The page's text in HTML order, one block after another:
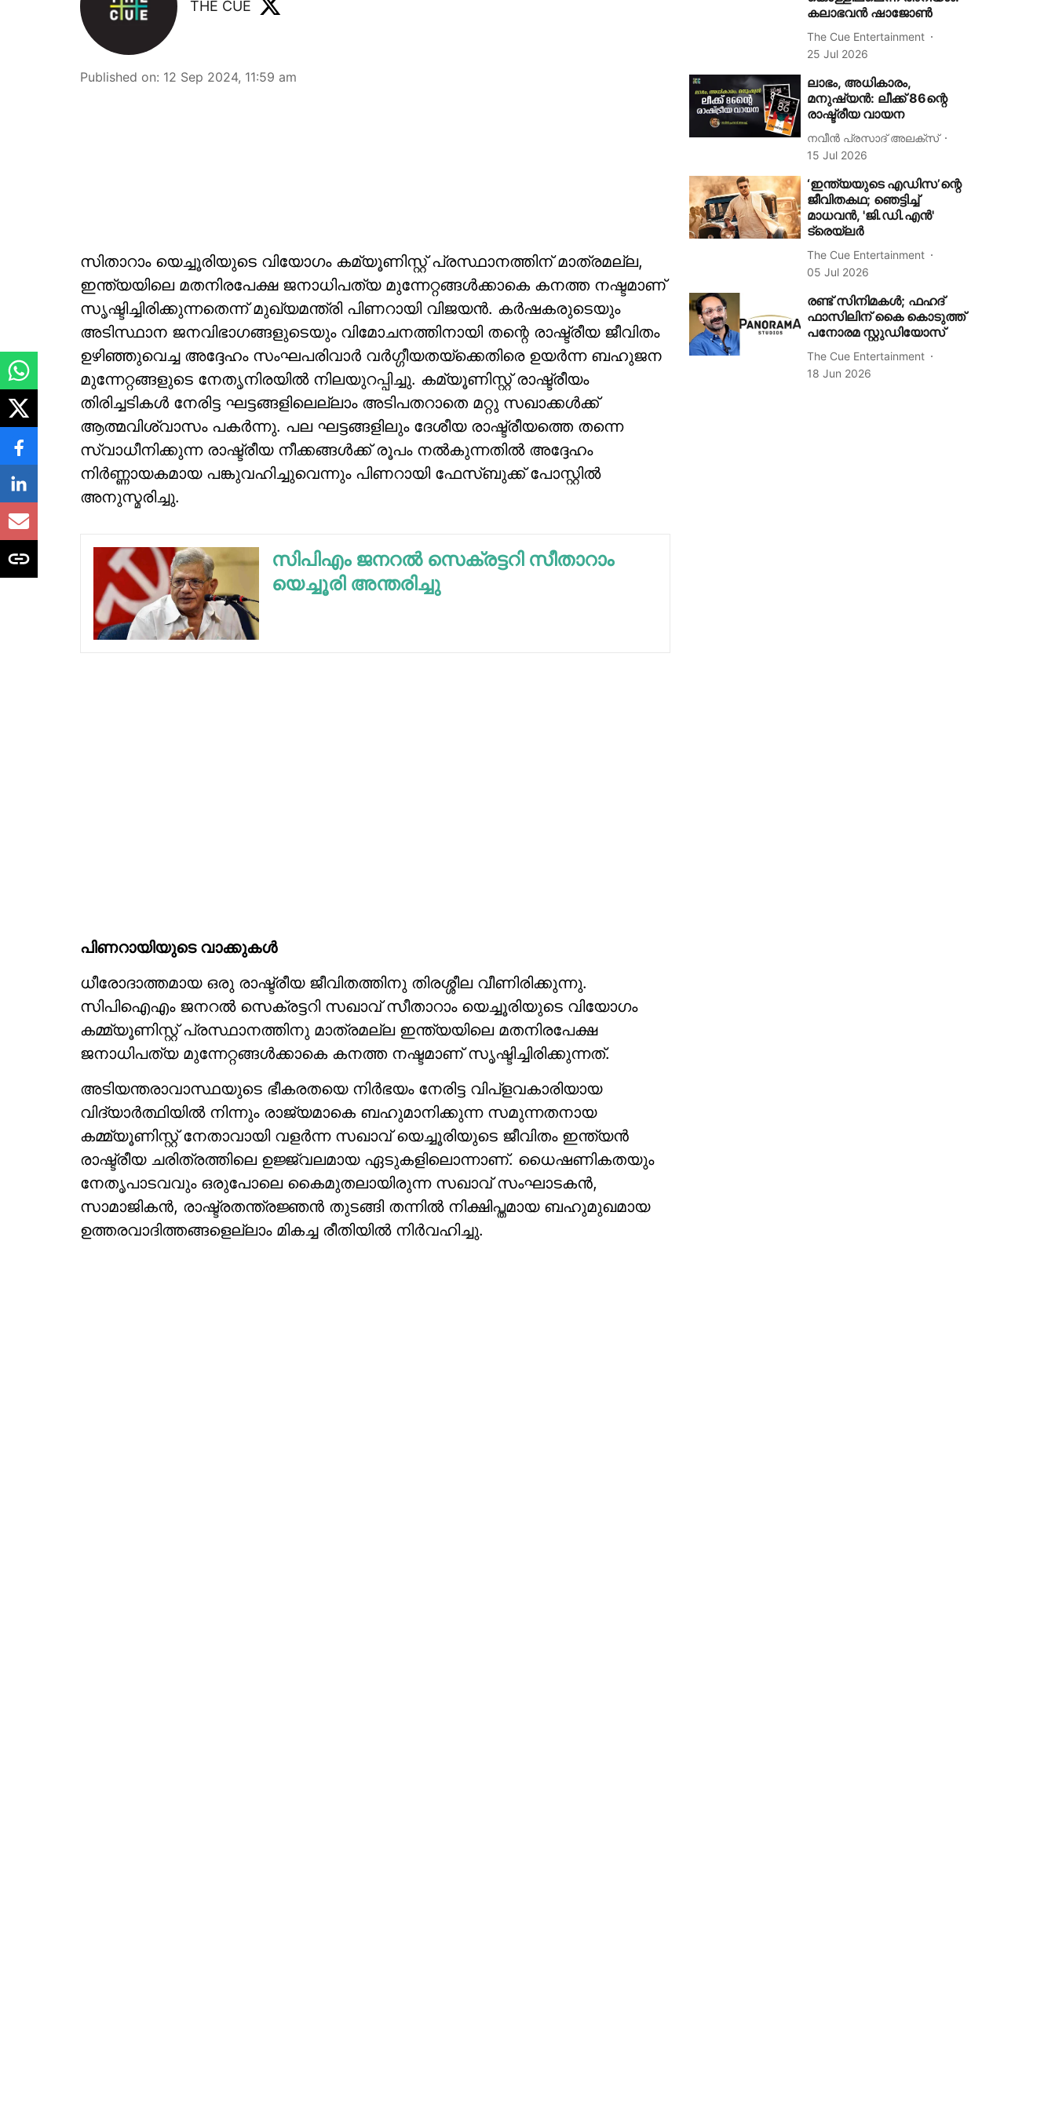
THE CUE
Published on: 12 Sep 2024, 11:59 am
സിതാറാം യെച്ചൂരിയുടെ വിയോഗം കമ്യൂണിസ്റ്റ് പ്രസ്ഥാനത്തിന് മാത്രമല്ല,
ഇന്ത്യയിലെ മതനിരപേക്ഷ ജനാധിപത്യ മുന്നേറ്റങ്ങള്‍ക്കാകെ കനത്ത നഷ്ടമാണ്
സൃഷ്ടിച്ചിരിക്കുന്നതെന്ന് മുഖ്യമന്ത്രി പിണറായി വിജയന്‍. കര്‍ഷകരുടെയും
അടിസ്ഥാന ജനവിഭാഗങ്ങളുടെയും വിമോചനത്തിനായി തന്റെ രാഷ്ട്രീയ ജീവിതം
ഉഴിഞ്ഞുവെച്ച അദ്ദേഹം സംഘപരിവാര്‍ വര്‍ഗ്ഗീയതയ്‌ക്കെതിരെ ഉയര്‍ന്ന ബഹുജന
മുന്നേറ്റങ്ങളുടെ നേതൃനിരയില്‍ നിലയുറപ്പിച്ചു. കമ്യൂണിസ്റ്റ് രാഷ്ട്രീയം
തിരിച്ചടികള്‍ നേരിട്ട ഘട്ടങ്ങളിലെല്ലാം അടിപതറാതെ മറ്റു സഖാക്കള്‍ക്ക്
ആത്മവിശ്വാസം പകര്‍ന്നു. പല ഘട്ടങ്ങളിലും ദേശീയ രാഷ്ട്രീയത്തെ തന്നെ
സ്വാധീനിക്കുന്ന രാഷ്ട്രീയ നീക്കങ്ങള്‍ക്ക് രൂപം നല്‍കുന്നതില്‍ അദ്ദേഹം
നിര്‍ണ്ണായകമായ പങ്കുവഹിച്ചുവെന്നും പിണറായി ഫേസ്ബുക്ക് പോസ്റ്റില്‍
അനുസ്മരിച്ചു.
സിപിഎം ജനറല്‍ സെക്രട്ടറി സീതാറാം
യെച്ചൂരി അന്തരിച്ചു
പിണറായിയുടെ വാക്കുകള്‍
ധീരോദാത്തമായ ഒരു രാഷ്ട്രീയ ജീവിതത്തിനു തിരശ്ശീല വീണിരിക്കുന്നു.
സിപിഐഎം ജനറല്‍ സെക്രട്ടറി സഖാവ് സീതാറാം യെച്ചൂരിയുടെ വിയോഗം
കമ്മ്യൂണിസ്റ്റ് പ്രസ്ഥാനത്തിനു മാത്രമല്ല ഇന്ത്യയിലെ മതനിരപേക്ഷ
ജനാധിപത്യ മുന്നേറ്റങ്ങള്‍ക്കാകെ കനത്ത നഷ്ടമാണ് സൃഷ്ടിച്ചിരിക്കുന്നത്.
അടിയന്തരാവാസ്ഥയുടെ ഭീകരതയെ നിര്‍ഭയം നേരിട്ട വിപ്‌ളവകാരിയായ
വിദ്യാര്‍ത്ഥിയില്‍ നിന്നും രാജ്യമാകെ ബഹുമാനിക്കുന്ന സമുന്നതനായ
കമ്മ്യൂണിസ്റ്റ് നേതാവായി വളര്‍ന്ന സഖാവ് യെച്ചൂരിയുടെ ജീവിതം ഇന്ത്യന്‍
രാഷ്ട്രീയ ചരിത്രത്തിലെ ഉജ്ജ്വലമായ ഏടുകളിലൊന്നാണ്. ധൈഷണികതയും
നേതൃപാടവവും ഒരുപോലെ കൈമുതലായിരുന്ന സഖാവ് സംഘാടകന്‍,
സാമാജികന്‍, രാഷ്ട്രതന്ത്രജ്ഞന്‍ തുടങ്ങി തന്നില്‍ നിക്ഷിപ്തമായ ബഹുമുഖമായ
ഉത്തരവാദിത്തങ്ങളെല്ലാം മികച്ച രീതിയില്‍ നിര്‍വഹിച്ചു.
കലാഭവൻ ഷാജോൺ
The Cue Entertainment
25 Jul 2026
ലാഭം, അധികാരം,
മനുഷ്യൻ: ലീക്ക് 86ന്റെ
രാഷ്ട്രീയ വായന
നവീൻ പ്രസാദ് അലക്സ്‌
15 Jul 2026
‘ഇന്ത്യയുടെ എഡിസ’ന്റെ
ജീവിതകഥ; ഞെട്ടിച്ച്
മാധവൻ, 'ജി.ഡി.എൻ'
ട്രെയ്‌ലർ
The Cue Entertainment
05 Jul 2026
രണ്ട് സിനിമകൾ; ഫഹദ്
ഫാസിലിന് കൈ കൊടുത്ത്
പനോരമ സ്റ്റുഡിയോസ്
The Cue Entertainment
18 Jun 2026